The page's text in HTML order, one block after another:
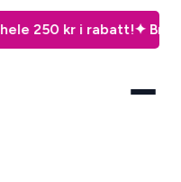
250 kr i rabatt!✦ Bruk